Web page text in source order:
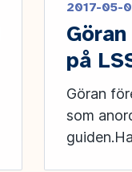
2017-05-
på
Göran
som